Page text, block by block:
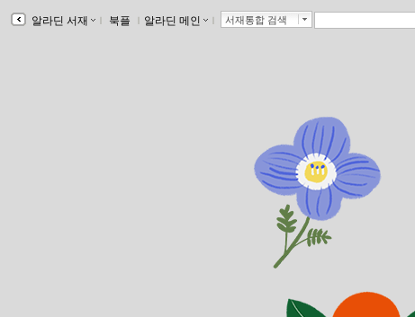
알라딘 서재 ｌ 북플 ｌ 알라딘 메인 ｌ 서재통합 검색